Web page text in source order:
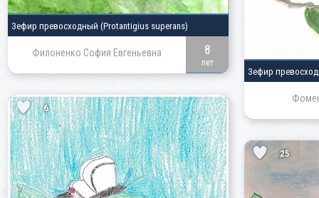
Зефир превосходный (Protantigius superans)
Филоненко София Евгеньевна 8
лет
Зефир
6
25